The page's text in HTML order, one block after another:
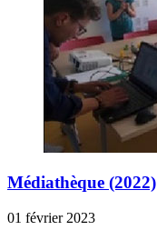
Médiathèque (2022)
01 février 2023